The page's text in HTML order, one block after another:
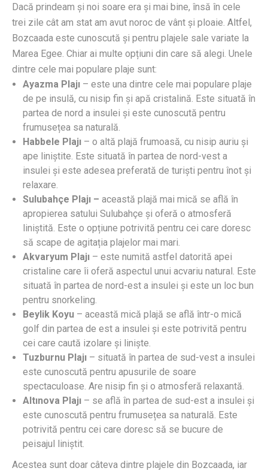
Dacă prindeam și noi soare era și mai bine, însă în cele
trei zile cât am stat am avut noroc de vânt și ploaie. Altfel,
Bozcaada este cunoscută și pentru plajele sale variate la
Marea Egee. Chiar ai multe opțiuni din care să alegi. Unele
dintre cele mai populare plaje sunt:
Ayazma Plajı – este una dintre cele mai populare plaje
de pe insulă, cu nisip fin și apă cristalină. Este situată în
partea de nord a insulei și este cunoscută pentru
frumusețea sa naturală.
Habbele Plajı – o altă plajă frumoasă, cu nisip auriu și
ape liniștite. Este situată în partea de nord-vest a
insulei și este adesea preferată de turiști pentru înot și
relaxare.
Sulubahçe Plajı – această plajă mai mică se află în
apropierea satului Sulubahçe și oferă o atmosferă
liniștită. Este o opțiune potrivită pentru cei care doresc
să scape de agitația plajelor mai mari.
Akvaryum Plajı – este numită astfel datorită apei
cristaline care îi oferă aspectul unui acvariu natural. Este
situată în partea de nord-est a insulei și este un loc bun
pentru snorkeling.
Beylik Koyu – această mică plajă se află într-o mică
golf din partea de est a insulei și este potrivită pentru
cei care caută izolare și liniște.
Tuzburnu Plajı – situată în partea de sud-vest a insulei
este cunoscută pentru apusurile de soare
spectaculoase. Are nisip fin și o atmosferă relaxantă.
Altınova Plajı – se află în partea de sud-est a insulei și
este cunoscută pentru frumusețea sa naturală. Este
potrivită pentru cei care doresc să se bucure de
peisajul liniștit.
Acestea sunt doar câteva dintre plajele din Bozcaada, iar